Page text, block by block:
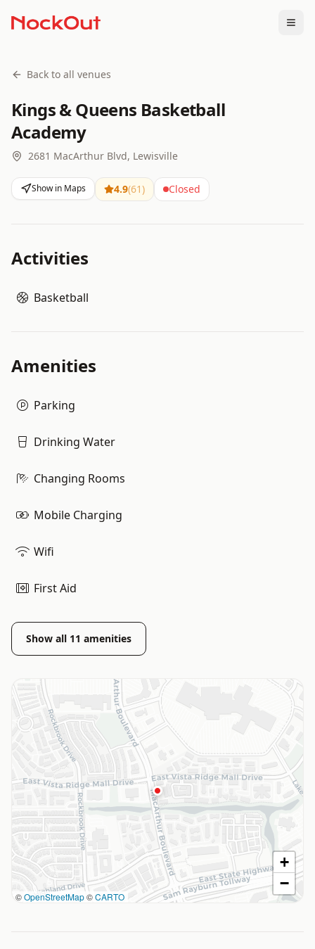
Back to all venues
Kings & Queens Basketball
Academy
2681 MacArthur Blvd, Lewisville
Show in Maps 4.9(61) Closed
Activities
Basketball
Amenities
Parking
Drinking Water
Changing Rooms
Mobile Charging
Wifi
First Aid
Show all 11 amenities
©OpenStreetMap©CARTO
+
−